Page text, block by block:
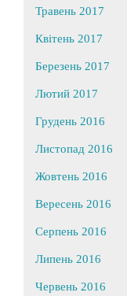
Травень 2017
Квітень 2017
Березень 2017
Лютий 2017
Грудень 2016
Листопад 2016
Жовтень 2016
Вересень 2016
Серпень 2016
Липень 2016
Червень 2016